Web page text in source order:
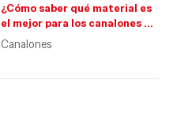
¿Cómo saber qué material es
el mejor para los canalones de
mi casa?
Canalones